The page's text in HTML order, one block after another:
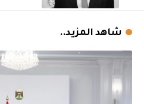
شاهد المزيد..